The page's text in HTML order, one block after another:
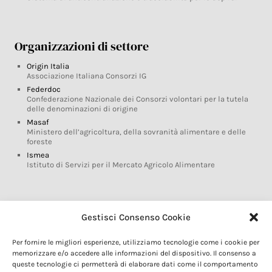
Gestisci Consenso Cookie
Per fornire le migliori esperienze, utilizziamo tecnologie come i cookie per
memorizzare e/o accedere alle informazioni del dispositivo. Il consenso a
queste tecnologie ci permetterà di elaborare dati come il comportamento
Organizzazioni di settore
Origin Italia
Associazione Italiana Consorzi IG
Federdoc
Confederazione Nazionale dei Consorzi volontari per la tutela
delle denominazioni di origine
Masaf
Ministero dell’agricoltura, della sovranità alimentare e delle
foreste
Ismea
Istituto di Servizi per il Mercato Agricolo Alimentare
Glossario DOP IGP
Marchi DOP IGP
Normativa prodotti DOP IGP